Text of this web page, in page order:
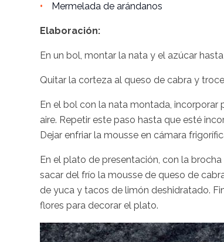
Mermelada de arándanos
Elaboración:
En un bol, montar la nata y el azúcar
Quitar la corteza al queso de cabra y
En el bol con la nata montada,
aire. Repetir este paso hasta que esté
Dejar enfriar la mousse en cámara
En el plato de presentación, con la
sacar del frío la mousse de queso de
de yuca y tacos de limón deshidratado.
flores para decorar el plato.